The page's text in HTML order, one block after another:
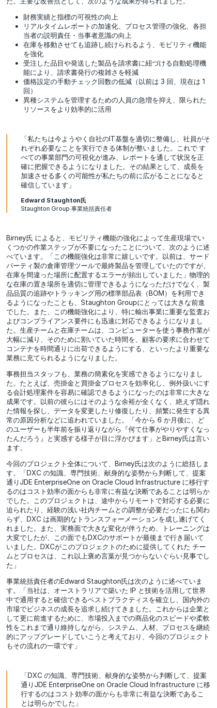
財務実績と指標の可視性の向上
リアルタイムレポートの加速化、プロセス管理の強化、各担
当者の説明責任・当事者意識の向上
在庫を移動させても追跡し続けられるよう、モビリティ機能
を強化
受注した品目や発送した製品を請求書に紐づける自動処理機
能により、請求書発行の複雑さを軽減
価格設定の手動チェック回数の低減（以前は 3 回、現在は 1
回）
異種システムを管理するための人員の急増を抑え、限られた
リソースをより効率的に活用
「私たちは今ようやく自社のIT基盤を適切に整備し、社員がそ
れぞれ必要なことを実行できる体制が整いました。これで す
べての事業部門の可視化が進み、レポートを通して状況を正
確に把握できるようになりました。その結果として、成長を
加速させる多くの可能性が私たちの前に広がることになると
確信しています」
Edward Staughton氏
Staughton Group 事業統括責任者
Birney氏 によると、モビリティ機能の強化によって生産現場でい
くつかの作業ステップが不要になったことについて、次のように述
べています。「この機能強化は非常に嬉しいです。以前は、サード
パーティ製の倉庫管理ツールで最終製品を管理していたのですが、
在庫を間違った場所に配置するエラーが頻出していました」物理的
な在庫の置き場所を適切に管理できるようになっただけでなく、製
品品質の追跡やトラッキング用の標準部品表（BOM）を利用でき
るようになったことも、Staughton Groupにとっては大きな前進
でした。また、この機能強化により、特に輸出事業に重要な監査お
よびコンプライアンス要件にも迅速に対応できるようになりまし
た。生産チームと在庫チームは、コンピューターを使う事務作業が
大幅に減り、そのために割いていた時間を、顧客の要求に合わせて
コンテナを時間通りに出荷できるようにする、といったより重要な
業務に充てられるようになりました。
事務担当スタッフも、業務の簡素化を実感できるようになりまし
た。たとえば、売掛金と買掛金プロセスを効率化し、例外扱いにす
る会計処理案件を容易に確認できるようになったのは非常に大きな
成果です。以前の彼らにはそのような余裕が全くなく、絶えず隠れ
た情報を探し、データを変更したり修復したり、頻繁に発生する異
常の原因分析などに追われていました。「今から 6 か月後に、ど
のユーザーも半年前を振り返りながら『何て仕事がやりやすくなっ
たんだろう』と実感する様子が目に浮かびます」とBirney氏は言い
ます。
今回のプロジェクト全体について、Birney氏は次のように総括しま
す。「DXC の知識、専門技術、献身的な姿勢から判断して、提案
通りJDE EnterpriseOne on Oracle Cloud Infrastructure に移行す
るのはコスト効率の面からも非常に有益な決断であることは明らか
でした。このプロジェクトは、途中からリモートで対応する必要に
迫られたり、経験の浅い社内チームとの調整が必要だったにも関わ
らず、DXC は画期的なトランスフォーメーションを成し遂げてく
れました。また、実務面で大きな変化が伴うため、トレーニングは
大変でしたが、この面でもDXCのサポートが最後まで行き届いて
いました。DXCがこのプロジェクトのために提供してくれた チー
ムとプロセスは、これ以上褒め言葉が見つからないぐらい見事でし
た」
事業統括責任者のEdward Staughton氏は次のように述べていま
す。「当社は、オーストラリアで築いた IP と技術を活用して世界
中で通用すると確信できるベストプラクティスを確立し、国内外の
市場でビジネスの成長を追求し続けてきました。これからは企業と
して更に前進するために、市場投入までの商品化のスピードや柔軟
性をこれまで通り維持しながら、システム、人材、プロセスを継続
的にアップグレードしていこうと考えており、今回のプロジェクト
もその流れの一環です」
「DXC の知識、専門技術、献身的な姿勢から判断して、提案
通りJDE EnterpriseOne on Oracle Cloud Infrastructure に移
行するのはコスト効率の面からも非常に有益な決断であるこ
とは明らかでした」